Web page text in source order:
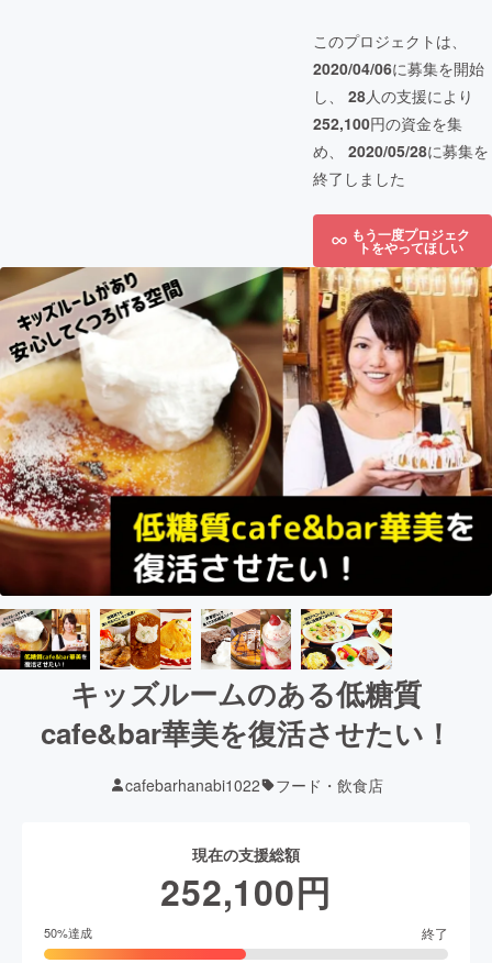
このプロジェクトは、
2020/04/06に募集を開始
し、 28人の支援により
252,100円の資金を集
め、 2020/05/28に募集を
終了しました
もう一度プロジェク
トをやってほしい
キッズルームのある低糖質
cafe&bar華美を復活させたい！
cafebarhanabi1022 フード・飲食店
現在の支援総額
252,100円
50%達成 終了